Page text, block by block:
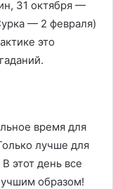
31 октября —
— 2 февраля)
это
время для
лучше для
этот день все
образом!